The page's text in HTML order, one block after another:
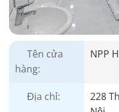
Tên cửa
hàng:
NPP
Địa chỉ:
228